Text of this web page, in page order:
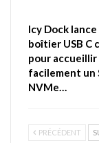
Icy Dock lance
boîtier USB C
pour accueillir
facilement un
NVMe…
PRÉCÉDENT